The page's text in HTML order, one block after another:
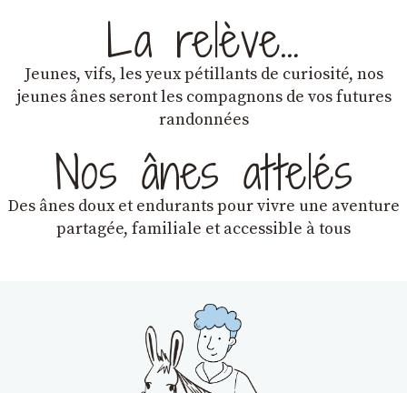
La relève…
Jeunes, vifs, les yeux pétillants de curiosité, nos
jeunes ânes seront les compagnons de vos futures
randonnées
Nos ânes attelés
Des ânes doux et endurantspour vivre une aventure
partagée, familiale et accessible à tous